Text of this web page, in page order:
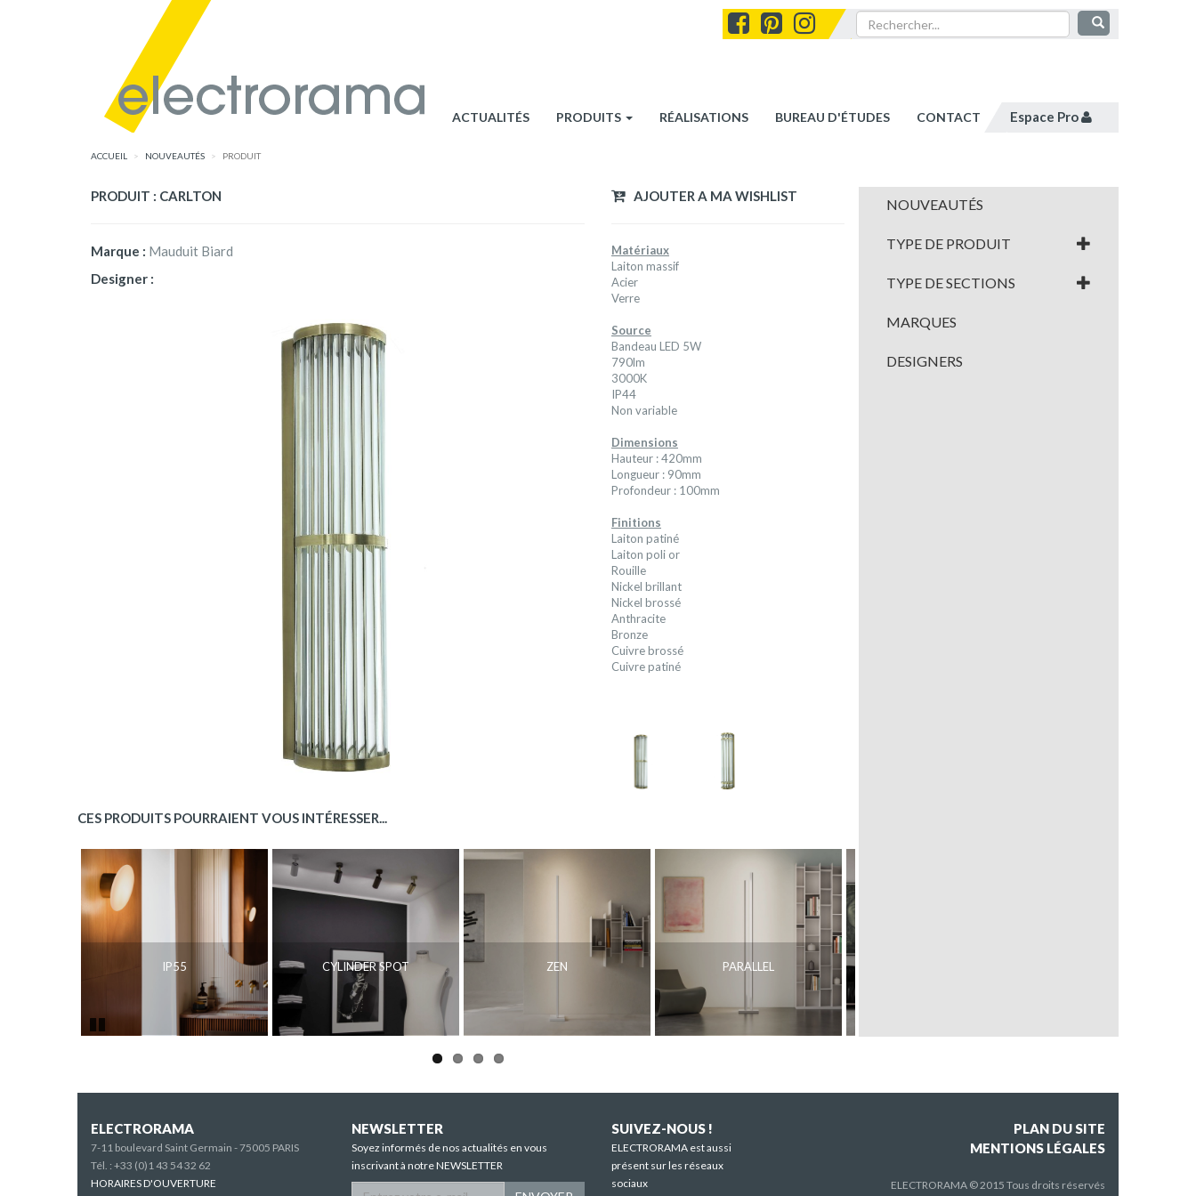
ACTUALITÉS PRODUITS RÉALISATIONS BUREAU D'ÉTUDES CONTACT Espace Pro
ACCUEIL NOUVEAUTÉS PRODUIT
PRODUIT : CARLTON
Marque : Mauduit Biard
Designer :
AJOUTER A MA WISHLIST
Matériaux
Laiton massif
Acier
Verre
Source
Bandeau LED 5W
790lm
3000K
IP44
Non variable
Dimensions
Hauteur : 420mm
Longueur : 90mm
Profondeur : 100mm
Finitions
Laiton patiné
Laiton poli or
Rouille
Nickel brillant
Nickel brossé
Anthracite
Bronze
Cuivre brossé
Cuivre patiné
CES PRODUITS POURRAIENT VOUS INTÉRESSER...
IP55 CYLINDER SPOT ZEN PARALLEL
NOUVEAUTÉS
TYPE DE PRODUIT
TYPE DE SECTIONS
MARQUES
DESIGNERS
ELECTRORAMA
7-11 boulevard Saint Germain - 75005 PARIS
Tél. : +33 (0)1 43 54 32 62
HORAIRES D'OUVERTURE
NEWSLETTER
Soyez informés de nos actualités en vous
inscrivant à notre NEWSLETTER
SUIVEZ-NOUS !
ELECTRORAMA est aussi
présent sur les réseaux
sociaux
PLAN DU SITE
MENTIONS LÉGALES
ELECTRORAMA © 2015 Tous droits réservés